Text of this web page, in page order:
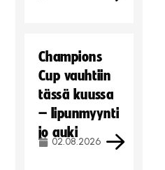
Champions
Cup vauhtiin
tässä kuussa
– lipunmyynti
jo auki
02.08.2026